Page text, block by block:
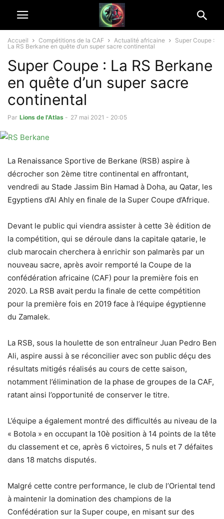
Accueil Compétitions de la CAF Actualité africaine
Super Coupe :
La RS Berkane en quête d’un super sacre continental
Super Coupe : La RS Berkane
en quête d’un super sacre
continental
Par Lions de l'Atlas - 27 mai 2021 - 20:05
La Renaissance Sportive de Berkane (RSB) aspire à
décrocher son 2ème titre continental en affrontant,
vendredi au Stade Jassim Bin Hamad à Doha, au Qatar, les
Egyptiens d’Al Ahly en finale de la Super Coupe d’Afrique.
Devant le public qui viendra assister à cette 3è édition de
la compétition, qui se déroule dans la capitale qatarie, le
club marocain cherchera à enrichir son palmarès par un
nouveau sacre, après avoir remporté la Coupe de la
confédération africaine (CAF) pour la première fois en
2020. La RSB avait perdu la finale de cette compétition
pour la première fois en 2019 face à l’équipe égyptienne
du Zamalek.
La RSB, sous la houlette de son entraîneur Juan Pedro Ben
Ali, aspire aussi à se réconcilier avec son public déçu des
résultats mitigés réalisés au cours de cette saison,
notamment l’élimination de la phase de groupes de la CAF,
ratant ainsi l’opportunité de conserver le titre.
L’équipe a également montré des difficultés au niveau de la
« Botola » en occupant la 10è position à 14 points de la tête
du classement et ce, après 6 victoires, 5 nuls et 7 défaites
dans 18 matchs disputés.
Malgré cette contre performance, le club de l’Oriental tend
à maintenir la domination des champions de la
Confédération sur la Super coupe, en misant sur des